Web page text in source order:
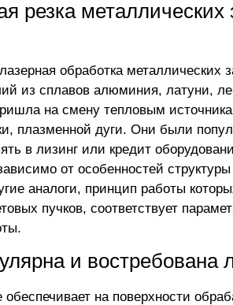
резка металлических
обработка
из сплавов алюминия, латуни,
на смену тепловым
плазменной дуги. Они были
в лизинг или кредит
от особенностей
аналоги, принцип работы
пучков, соответствует
и востребована
на поверхности